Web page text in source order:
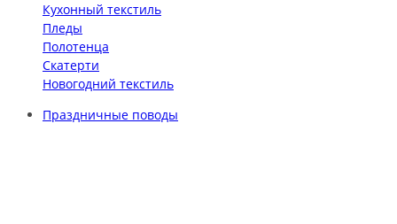
Кухонный текстиль
Пледы
Полотенца
Скатерти
Новогодний текстиль
Праздничные поводы